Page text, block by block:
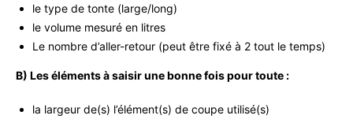
le type de tonte (large/long)
le volume mesuré en litres
Le nombre d’aller-retour (peut être fixé à 2 tout le temps)
B) Les éléments à saisir une bonne fois pour toute :
la largeur de(s) l’élément(s) de coupe utilisé(s)